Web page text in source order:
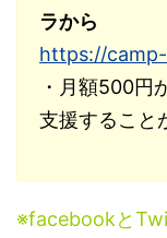
ラから
https://
・月額500円
支援すること
※facebookと